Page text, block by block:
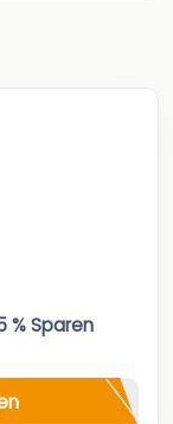
% Sparen